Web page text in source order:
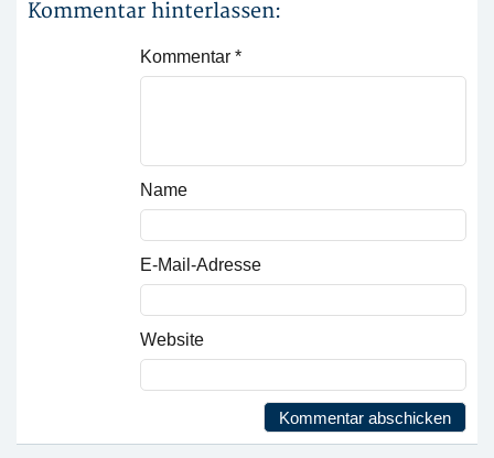
Kommentar hinterlassen:
Kommentar *
Name
E-Mail-Adresse
Website